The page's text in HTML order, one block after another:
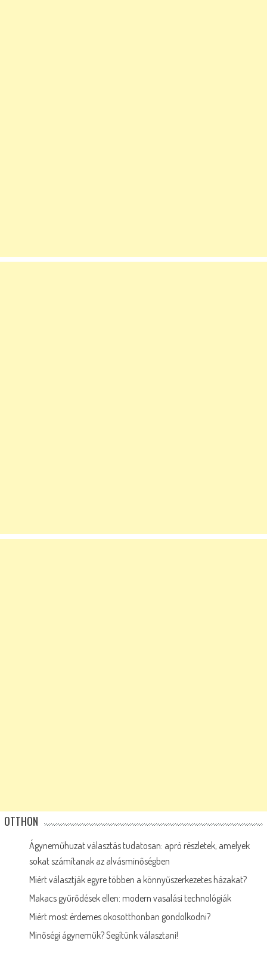
OTTHON
Ágyneműhuzat választás tudatosan: apró részletek, amelyek
sokat számítanak az alvásminőségben
Miért választják egyre többen a könnyűszerkezetes házakat?
Makacs gyűrődések ellen: modern vasalási technológiák
Miért most érdemes okosotthonban gondolkodni?
Minőségi ágyneműk? Segítünk választani!